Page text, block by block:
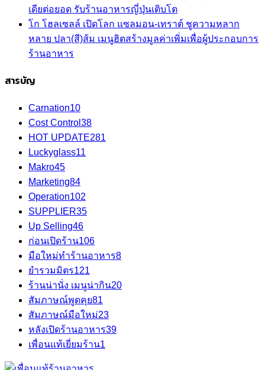
เดียต่อยอด รับร้านอาหารญี่ปุ่นเติบโต
โก โฮลเซลล์ เปิดโลก แซลมอน-เทราต์ ชูความหลาก
หลาย ปลา(สี)ส้ม เมนูฮิตสร้างมูลค่าเพิ่มเพื่อผู้ประกอบการ
ร้านอาหาร
สารบัญ
Carnation10
Cost Control 38
HOT UPDATE281
Luckyglass11
Makro45
Marketing84
Operation102
SUPPLIER35
Up Selling46
ก่อนเปิดร้าน106
มือใหม่ทำร้านอาหาร8
ยำรวมมิตร121
ร้านน่านั่ง เมนูน่ากิน20
สัมภาษณ์พูดคุย81
สัมภาษณ์มือใหม่23
หลังเปิดร้านอาหาร39
เพื่อนแท้เยี่ยมร้าน1